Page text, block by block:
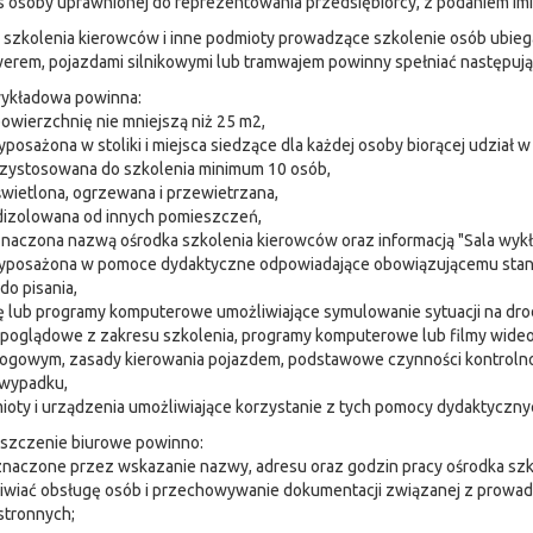
kierowców i inne podmioty prowadzące szkolenie osób
pojazdami silnikowymi lub tramwajem powinny spełniać
powinna:
nie mniejszą niż 25 m2,
w stoliki i miejsca siedzące dla każdej osoby biorącej udział
do szkolenia minimum 10 osób,
ogrzewana i przewietrzana,
od innych pomieszczeń,
nazwą ośrodka szkolenia kierowców oraz informacją "Sala
w pomoce dydaktyczne odpowiadające obowiązującemu
pisania,
lub programy komputerowe umożliwiające symulowanie sytuacji na
z zakresu szkolenia, programy komputerowe lub filmy
zasady kierowania pojazdem, podstawowe czynności
i urządzenia umożliwiające korzystanie z tych pomocy
biurowe powinno:
przez wskazanie nazwy, adresu oraz godzin pracy ośrodka
obsługę osób i przechowywanie dokumentacji związanej z